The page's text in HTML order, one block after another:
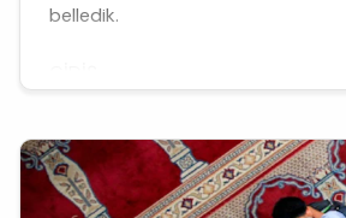
belledik.
kadim tecrübeler bize... Kader
rolünü uygun görmüştü. Ya